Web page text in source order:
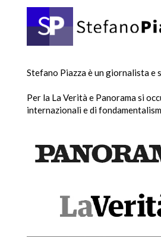
Stefano Piazza è un giornalista e
Per la La Verità e Panorama si
internazionali e di